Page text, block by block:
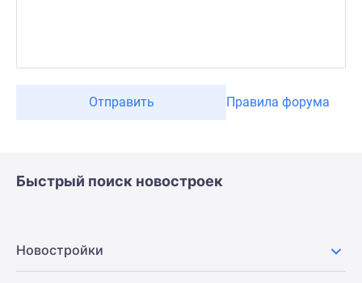
Отправить Правила форума
Быстрый поиск новостроек
Новостройки